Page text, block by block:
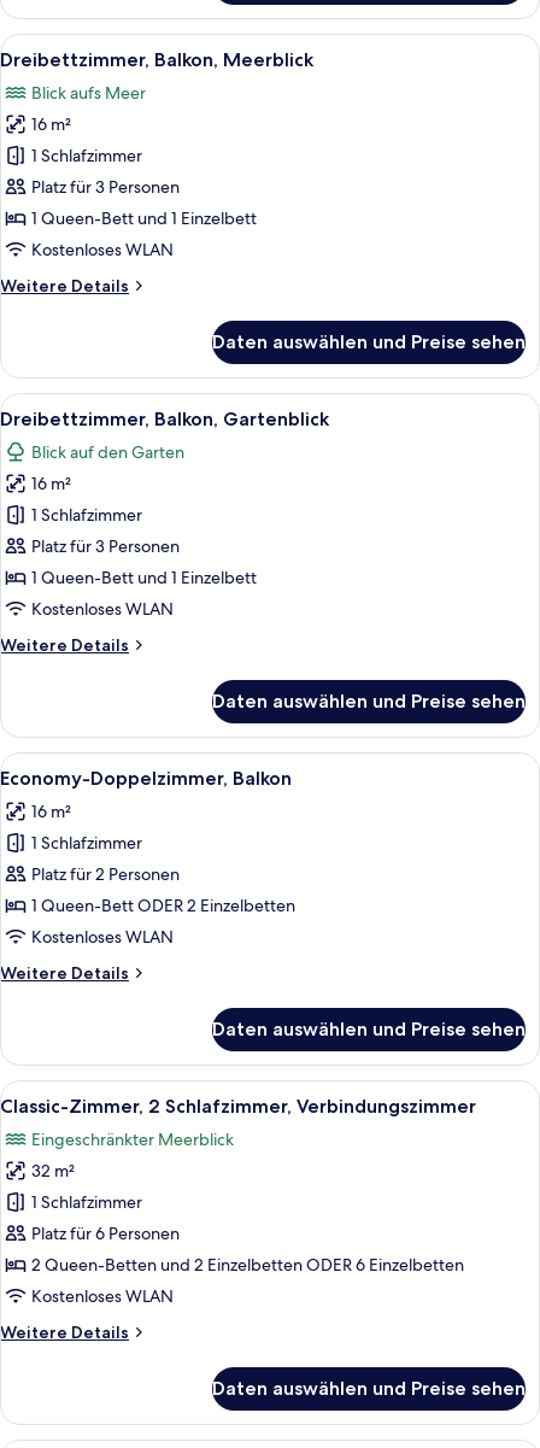
Balkon,
Gartenblick
Alle
Fotos
für
Dreibettzimmer,
Balkon,
Meerblick
anzeigen
Ein Hotelzimmer mit einem großen
6
Dreibettzimmer, Balkon, Meerblick
Blick aufs Meer
16 m²
1 Schlafzimmer
Platz für 3 Personen
1 Queen-Bett und 1 Einzelbett
Kostenloses WLAN
Weitere Details
Weitere
Balkon,
Meerblick
Daten auswählen und Preise sehen
Alle
Fotos
für
Dreibettzimmer,
Balkon,
Gartenblick
anzeigen
Ein Hotelzimmer mit einem Bett,
4
Dreibettzimmer, Balkon, Gartenblick
Blick auf den Garten
16 m²
1 Schlafzimmer
Platz für 3 Personen
1 Queen-Bett und 1 Einzelbett
Kostenloses WLAN
Weitere Details
Weitere
Balkon,
Gartenblick
Daten auswählen und Preise sehen
Alle
Fotos
für
Economy-
Doppelzimmer,
Balkon
anzeigen
Ein Hotelzimmer mit einem Bett,
5
Economy-Doppelzimmer, Balkon
16 m²
1 Schlafzimmer
Platz für 2 Personen
1 Queen-Bett ODER 2 Einzelbetten
Kostenloses WLAN
Weitere Details
Weitere
Doppelzimmer,
Balkon
Daten auswählen und Preise sehen
Alle
Fotos
für
Classic-
Zimmer,
2 Schlafzimmer,
Verbindungszimmer
anzeigen
Classic-Zimmer, 2 Schlafzimmer,
7
Classic-Zimmer, 2 Schlafzimmer, Verbindungszimmer
Eingeschränkter Meerblick
32 m²
1 Schlafzimmer
Platz für 6 Personen
2 Queen-Betten und 2 Einzelbetten ODER 6 Einzelbetten
Kostenloses WLAN
Weitere Details
Weitere
Zimmer,
2 Schlafzimmer,
Daten auswählen und Preise sehen